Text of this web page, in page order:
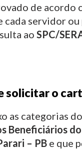
de acordo
cada servidor
ao SPC/
solicitar o
as categorias
Beneficiários do
– PB e que